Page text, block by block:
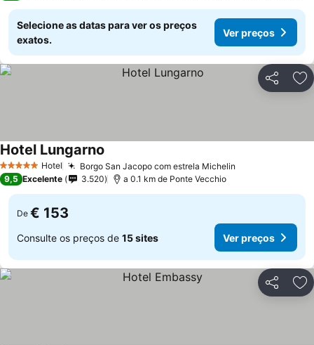
Selecione as datas para ver os preços
exatos.
Ver preços
Partilhar
5 Estrelas Hotel Borgo San Jacopo com estrela Michelin
Hotel Lungarno
9,5 Excelente 3.520 a 0.1 km de Ponte Vecchio
De € 153
Consulte os preços de 15 sites Ver preços
Partilhar